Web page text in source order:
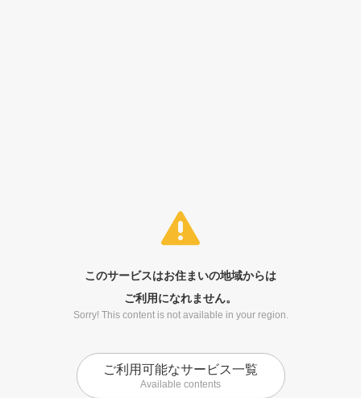
このサービスはお住まいの地域からは
ご利用になれません。
Sorry! This content is not available in your region.
ご利用可能なサービス一覧
Available contents